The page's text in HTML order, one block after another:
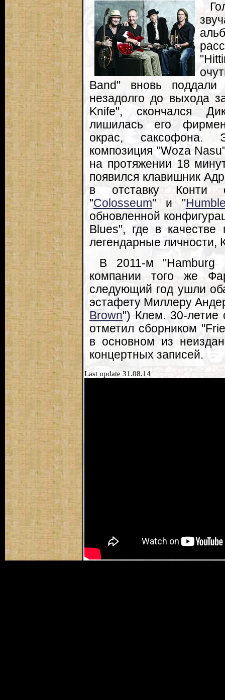
Band" вновь
незадолго до выхода
Knife", скончался
лишилась его
окрас, саксофона.
композиция "Woza
на протяжении 18
появился клавишник
в отставку Конти
"Colosseum" и "
обновленной
Blues", где в качестве
легендарные личности,
В 2011-м "Hamburg
компании того же
следующий год ушли
эстафету Миллеру
Brown") Клем. 30-летие
отметил сборником
в основном из
концертных записей.
Last update 31.08.14